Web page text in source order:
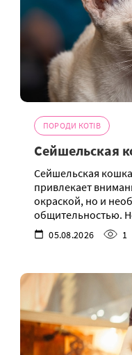
ПОРОДИ КОТІВ
Сейшельская
Сейшельская
привлекает
окраской, но и
общительностью.
05.08.2026 1